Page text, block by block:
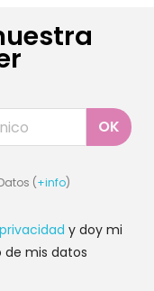
(+info)
y doy mi
mis datos